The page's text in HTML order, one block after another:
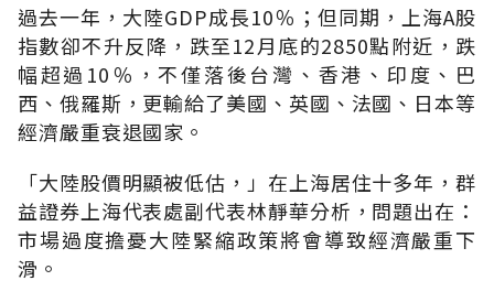
過去一年，大陸GDP成長10％；但同期，上海A股
指數卻不升反降，跌至12月底的2850點附近，跌
幅超過10％，不僅落後台灣、香港、印度、巴
西、俄羅斯，更輸給了美國、英國、法國、日本等
經濟嚴重衰退國家。
「大陸股價明顯被低估，」在上海居住十多年，群
益證券上海代表處副代表林靜華分析，問題出在：
市場過度擔憂大陸緊縮政策將會導致經濟嚴重下
滑。